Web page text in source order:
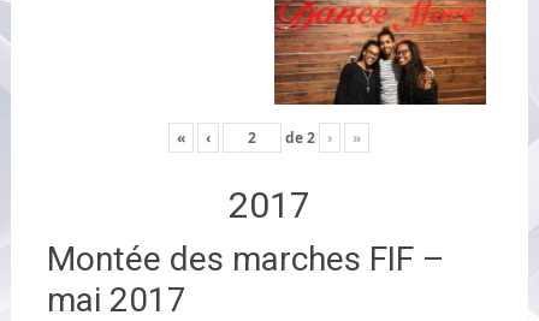
« ‹ de2 › »
2017
Montée des marches FIF –
mai 2017